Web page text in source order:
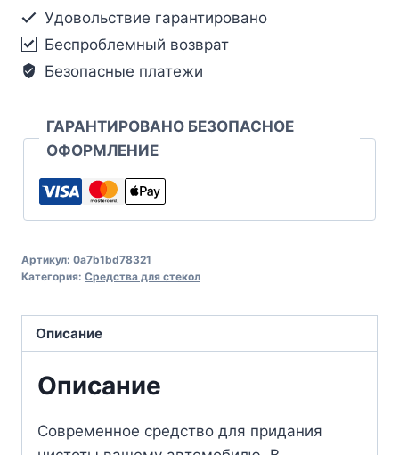
Удовольствие гарантировано
Беспроблемный возврат
Безопасные платежи
ГАРАНТИРОВАНО БЕЗОПАСНОЕ
ОФОРМЛЕНИЕ
Артикул: 0a7b1bd78321
Категория: Средства для стекол
Описание
Описание
Современное средство для придания